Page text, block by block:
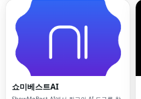
쇼미베스트AI